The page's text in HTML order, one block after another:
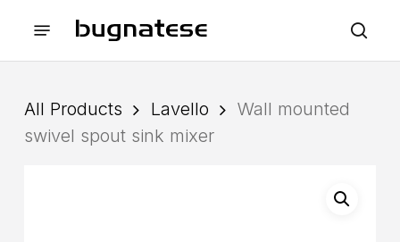
Menu
All Products Lavello
Wall mounted
swivel spout sink mixer